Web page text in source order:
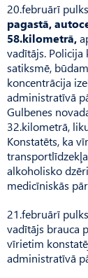
20.februārī
pagastā,
58.kilometrā,
vadītājs. Policija
satiksmē,
koncentrācija
administratīvā
Gulbenes
32.kilometrā,
Konstatēts, ka
alkoholisko
medicīniskās
21.februārī
vadītājs brauca
vīrietim
administratīvā